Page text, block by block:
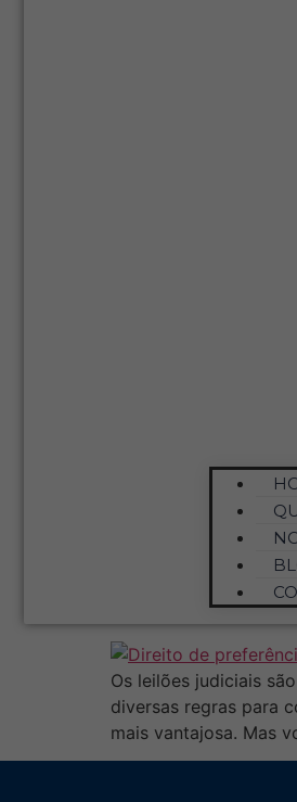
Como
Os leilões judiciais
diversas regras para
mais vantajosa. Mas